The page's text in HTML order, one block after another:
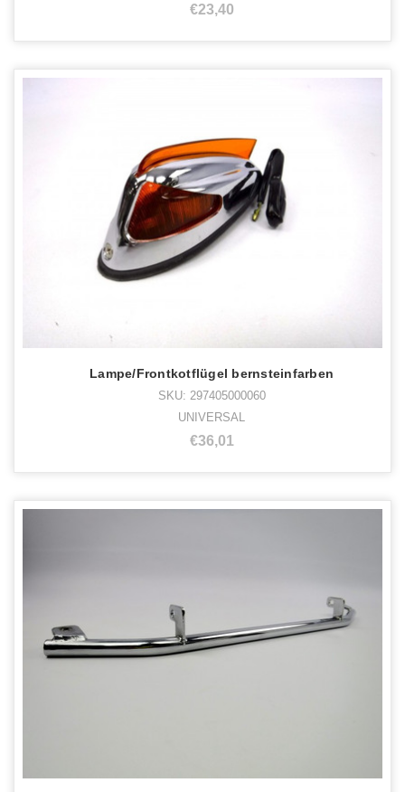
€23,40
Lampe/Frontkotflügel bernsteinfarben
SKU: 297405000060
UNIVERSAL
€36,01